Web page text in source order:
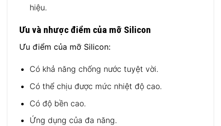
hiệu.
Ưu và nhược điểm của mỡ Silicon
Ưu điểm của mỡ Silicon:
Có khả năng chống nước tuyệt vời.
Có thể chịu được mức nhiệt độ cao.
Có độ bền cao.
Ứng dụng của đa năng.